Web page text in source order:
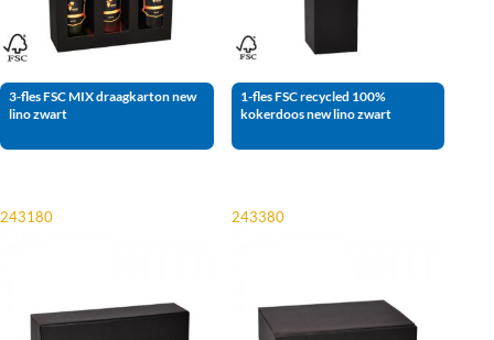
3-fles FSC MIX draagkarton new
lino zwart
1-fles FSC recycled 100%
kokerdoos new lino zwart
243180 243380